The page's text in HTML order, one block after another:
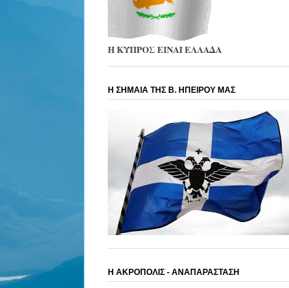
Η ΚΥΠΡΟΣ ΕΙΝΑΙ ΕΛΛΑΔΑ
Η ΣΗΜΑΙΑ ΤΗΣ Β. ΗΠΕΙΡΟΥ ΜΑΣ
Η ΑΚΡΟΠΟΛΙΣ - ΑΝΑΠΑΡΑΣΤΑΣΗ